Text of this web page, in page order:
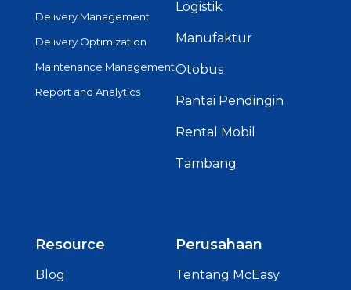
Delivery Management
Delivery Optimization
Maintenance Management
Report and Analytics
Logistik
Manufaktur
Otobus
Rantai Pendingin
Rental Mobil
Tambang
Resource
Blog
Perusahaan
Tentang McEasy